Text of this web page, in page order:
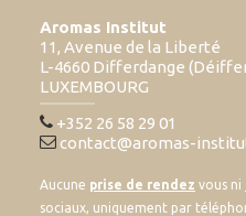
Aromas Institut
11, Avenue de la Liberté
L-4660 Differdange
LUXEMBOURG
+352 26 58 29 01
contact@aromas-
Aucune prise de rendez vous ni
sociaux, uniquement par